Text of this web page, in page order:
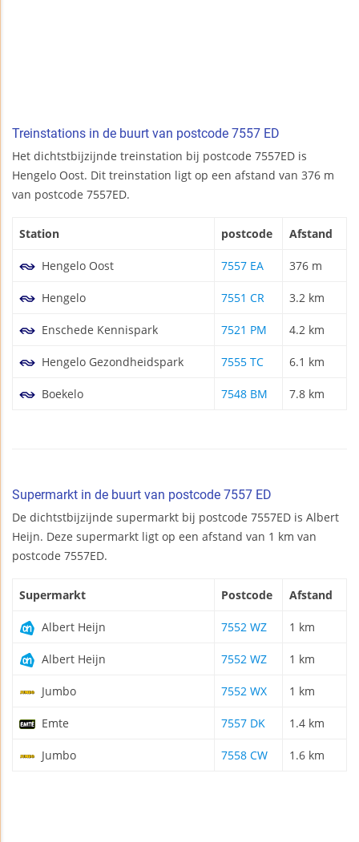
Treinstations in de buurt van postcode 7557 ED
Het dichtstbijzijnde treinstation bij postcode 7557ED is
Hengelo Oost. Dit treinstation ligt op een afstand van 376 m
van postcode 7557ED.
Station postcode Afstand
Hengelo Oost 7557 EA 376 m
Hengelo 7551 CR 3.2 km
Enschede Kennispark 7521 PM 4.2 km
Hengelo Gezondheidspark 7555 TC 6.1 km
Boekelo 7548 BM 7.8 km
Supermarkt in de buurt van postcode 7557 ED
De dichtstbijzijnde supermarkt bij postcode 7557ED is Albert
Heijn. Deze supermarkt ligt op een afstand van 1 km van
postcode 7557ED.
Supermarkt Postcode Afstand
Albert Heijn 7552 WZ 1 km
Albert Heijn 7552 WZ 1 km
Jumbo 7552 WX 1 km
Emte 7557 DK 1.4 km
Jumbo 7558 CW 1.6 km